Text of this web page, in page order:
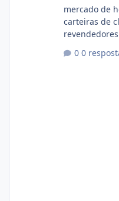
mercado de
carteiras de
operação. Se
0